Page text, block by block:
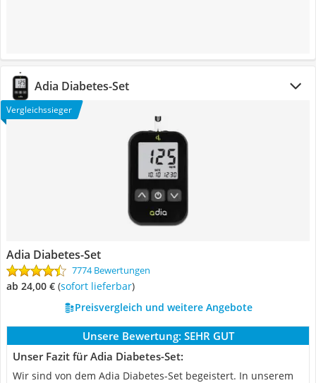
Adia Diabetes-Set
Vergleichssieger
Adia Diabetes-Set
7774 Bewertungen
ab 24,00 € ( Sofort lieferbar)
Preisvergleich und weitere Angebote
Unsere Bewertung: SEHR GUT
Unser Fazit für Adia Diabetes-Set:
Wir sind von dem Adia Diabetes-Set begeistert. In unserem